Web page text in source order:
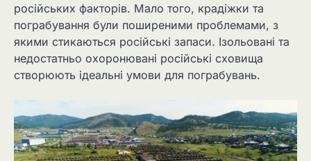
російських факторів. Мало того, крадіжки та
пограбування були поширеними проблемами, з
якими стикаються російські запаси. Ізольовані та
недостатньо охоронювані російські сховища
створюють ідеальні умови для пограбувань.